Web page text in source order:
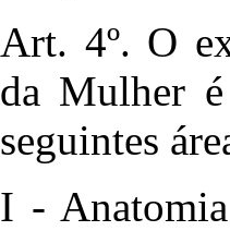
Art. 4º. O
da Mulher
seguintes
I -